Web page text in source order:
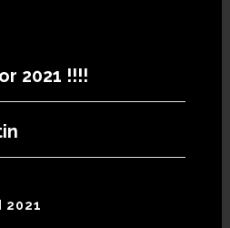
2021 !!!!
2021